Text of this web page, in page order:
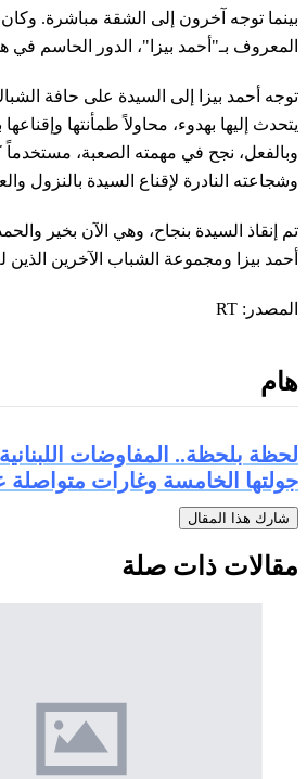
بينما توجه آخرون إلى الشقة مباشرة.
المعروف بـ"أحمد بيزا"، الدور الحاسم في
توجه أحمد بيزا إلى السيدة على حافة
يتحدث إليها بهدوء، محاولاً طمأنتها
وبالفعل، نجح في مهمته الصعبة، مستخدماً
وشجاعته النادرة لإقناع السيدة بالنزول
تم إنقاذ السيدة بنجاح، وهي الآن بخير
أحمد بيزا ومجموعة الشباب الآخرين الذين
المصدر: RT
هام
لحظة بلحظة.. المفاوضات
جولتها الخامسة وغارات متواصلة
شارك هذا المقال
مقالات ذات صلة